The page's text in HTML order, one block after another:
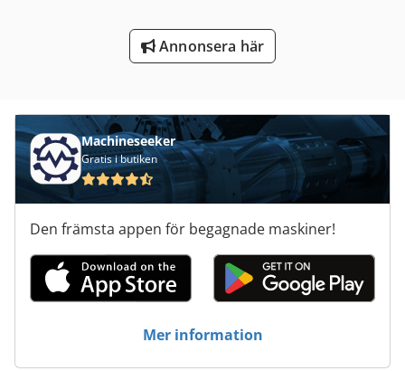
Vagn För Verktyg
Verktyg För Träbearbetning
Annonsera här
Machineseeker
Gratis i butiken
Den främsta appen för begagnade maskiner!
Mer information